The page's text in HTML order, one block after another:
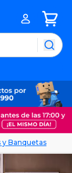
y Banquetas